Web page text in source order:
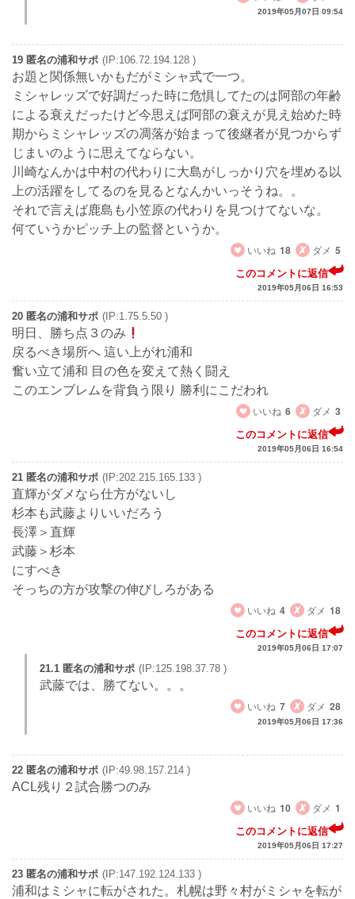
2019年05月07日 09:54
19 匿名の浦和サポ (IP:106.72.194.128 )
お題と関係無いかもだがミシャ式で一つ。
ミシャレッズで好調だった時に危惧してたのは阿部の年齢
による衰えだったけど今思えば阿部の衰えが見え始めた時
期からミシャレッズの凋落が始まって後継者が見つからず
じまいのように思えてならない。
川崎なんかは中村の代わりに大島がしっかり穴を埋める以
上の活躍をしてるのを見るとなんかいっそうね。。
それで言えば鹿島も小笠原の代わりを見つけてないな。
何ていうかピッチ上の監督というか。
いいね 18 ダメ 5
このコメントに返信
2019年05月06日 16:53
20 匿名の浦和サポ (IP:1.75.5.50 )
明日、勝ち点３のみ
戻るべき場所へ 這い上がれ浦和
奮い立て浦和 目の色を変えて熱く闘え
このエンブレムを背負う限り 勝利にこだわれ
いいね 6 ダメ 3
このコメントに返信
2019年05月06日 16:54
21 匿名の浦和サポ (IP:202.215.165.133 )
直輝がダメなら仕方がないし
杉本も武藤よりいいだろう
長澤＞直輝
武藤＞杉本
にすべき
そっちの方が攻撃の伸びしろがある
いいね 4 ダメ 18
このコメントに返信
2019年05月06日 17:07
21.1 匿名の浦和サポ (IP:125.198.37.78 )
武藤では、勝てない。。。
いいね 7 ダメ 28
2019年05月06日 17:36
22 匿名の浦和サポ (IP:49.98.157.214 )
ACL残り２試合勝つのみ
いいね 10 ダメ 1
このコメントに返信
2019年05月06日 17:27
23 匿名の浦和サポ (IP:147.192.124.133 )
浦和はミシャに転がされた。札幌は野々村がミシャを転が